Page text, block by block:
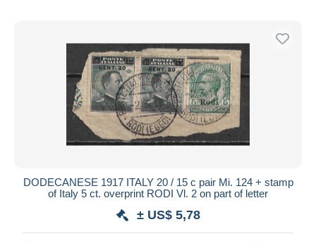
DODECANESE 1917 ITALY 20 / 15 c pair Mi. 124 + stamp
of Italy 5 ct. overprint RODI Vl. 2 on part of letter
± US$ 5,78